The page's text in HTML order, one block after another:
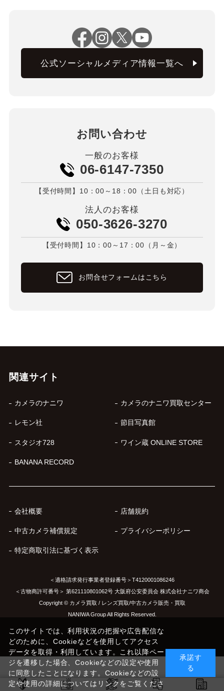
公式ソーシャルメディア情報一覧へ
お問い合わせ
一般のお客様
06-6147-7350
【受付時間】10：00～18：00（土日も対応）
法人のお客様
050-3626-3270
【受付時間】10：00～17：00（月～金）
お問合せフォームはこちら
関連サイト
カメラのナニワ カメラのナニワ買取センター
レモン社 節目写真館
スタジオ728 ワイン蔵 ONLINE STORE
BANANA RECORD
会社概要 店舗規約
中古カメラ補償規定 プライバシーポリシー
特定商取引法に基づく表示
＜適格請求発行事業者登録番号＞T4120001086246
＜古物商許可番号＞ 第621110801062号 大阪府公安委員会 株式会社ナニワ商会
Copyright © カメラ買取 / レンズ買取/中古カメラ販売・買取
NANIWA Group All Rights Reserved.
このサイトでは、利用状況の把握や広告配信な
どのために、Cookieなどを使用してアクセス
データを取得・利用しています。これ以降ペー
ジを遷移した場合、Cookieなどの設定や使用
に同意したことになります。Cookieなどの設
定や使用の詳細についてはリンクをご覧くださ
承諾す
る